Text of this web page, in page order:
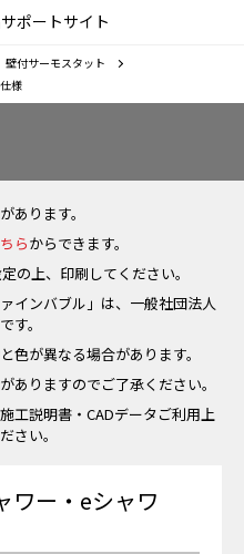
ポートサイト
壁付サーモスタット
様
あります。
らからできます。
上、印刷してください。
インバブル」は、一般社団法人
す。
色が異なる場合があります。
ありますのでご了承ください。
工説明書・CADデータご利用上
さい。
ワー・eシャワ